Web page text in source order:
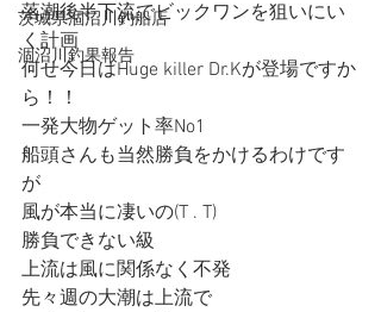
茨城県涸沼川釣船店
涸沼川釣果報告
落潮後半下流でビックワンを狙いにい
く計画
何せ今日はHuge killer Dr.Kが登場ですか
ら！！
一発大物ゲット率No1
船頭さんも当然勝負をかけるわけです
が
風が本当に凄いの(T . T)
勝負できない級
上流は風に関係なく不発
先々週の大潮は上流で